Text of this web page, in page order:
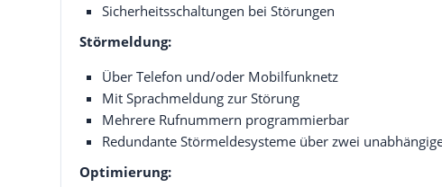
Sicherheitsschaltungen bei Störungen
Störmeldung:
Über Telefon und/oder Mobilfunknetz
Mit Sprachmeldung zur Störung
Mehrere Rufnummern programmierbar
Redundante Störmeldesysteme über zwei
Optimierung: